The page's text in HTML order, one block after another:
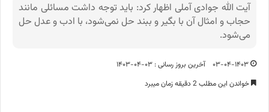
آیت الله جوادی آملی اظهار کرد: باید توجه داشت مسائلی مانند
حجاب و امثال آن با بگیر و ببند حل نمی‌شود، با ادب و عدل حل
می‌شود.
۰۳-۰۴-۱۴۰۳
آخرین بروز رسانی : ۰۳-۰۴-۱۴۰۳
خواندن این مطلب 2 دقیقه زمان میبرد